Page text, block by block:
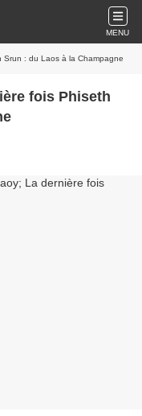
MENU
Srun : du Laos à la Champagne
fois Phiseth